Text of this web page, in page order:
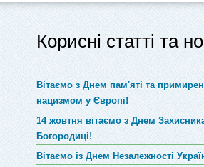
Корисні статті та
Вітаємо з Днем пам'яті та
нацизмом у Європі!
14 жовтня вітаємо з Днем
Богородиці!
Вітаємо із Днем Незалежності